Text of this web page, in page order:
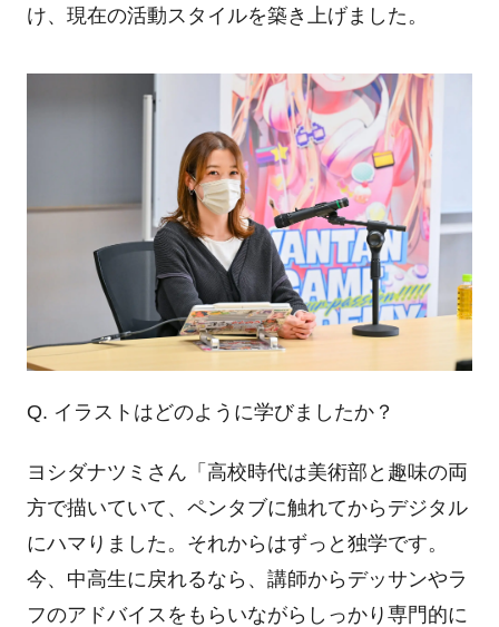
け、現在の活動スタイルを築き上げました。
Q. イラストはどのように学びましたか？
ヨシダナツミさん「高校時代は美術部と趣味の両
方で描いていて、ペンタブに触れてからデジタル
にハマりました。それからはずっと独学です。
今、中高生に戻れるなら、講師からデッサンやラ
フのアドバイスをもらいながらしっかり専門的に